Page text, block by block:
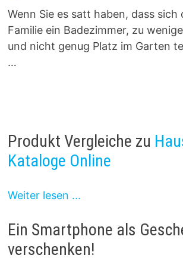
Wenn Sie es satt haben, dass sich
Familie ein Badezimmer, zu
und nicht genug Platz im Garten
…
Produkt Vergleiche zu
Kataloge Online
Weiter lesen ...
Ein Smartphone als
verschenken!